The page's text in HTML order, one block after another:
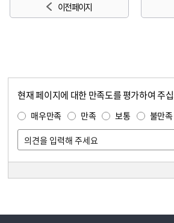
이전 페이지
현재 페이지에 대한 만족도를 평가하여 주
매우만족 만족 보통 불만족